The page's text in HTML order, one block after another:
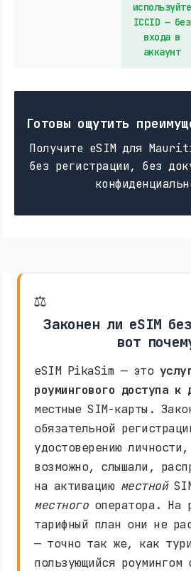
используйте
ICCID — без
входа в
аккаунт
Готовы ощутить
Получите eSIM для
без регистрации, без
⚖️
Законен ли eSIM
вот
eSIM PikaSim — это
роумингового доступа к
местные SIM-карты.
обязательной
удостоверению
возможно, слышали,
на активацию местной
местногооператора. На
тарифный план они не
— точно так же, как
пользующийся роумингом